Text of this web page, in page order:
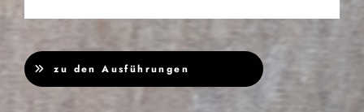
zu den Ausführungen